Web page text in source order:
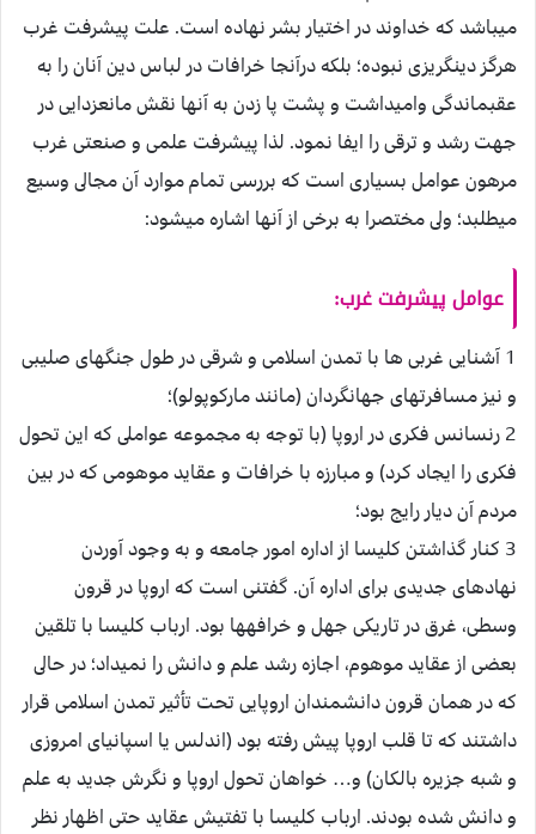
ميباشد كه خداوند در اختيار بشر نهاده است. علت پيشرفت غرب
هرگز دين‏گريزى نبوده؛ بلكه درآنجا خرافات در لباس دين آنان را به
عقب‏ماندگى وا‏ميداشت و پشت پا زدن به آنها نقش مانع‏زدايى در
جهت رشد و ترقى را ايفا نمود. لذا پيشرفت علمى و صنعتى غرب
مرهون عوامل بسيارى است كه بررسى تمام موارد آن مجالى وسيع
ميطلبد؛ ولى مختصرا به برخى از آنها اشاره ميشود:
عوامل پيشرفت غرب:
1 آشنايى غربى ها با تمدن اسلامى و شرقى در طول جنگ‏هاى صليبى
و نيز مسافرت‏هاى جهانگردان (مانند ماركوپولو)؛
2 رنسانس فكرى در اروپا (با توجه به مجموعه عواملى كه اين تحول
فكرى را ايجاد كرد) و مبارزه با خرافات و عقايد موهومى كه در بين
مردم آن ديار رايج بود؛
3 كنار گذاشتن كليسا از اداره امور جامعه و به وجود آوردن
نهادهاى جديدى براى اداره آن. گفتنى است كه اروپا در قرون
وسطى، غرق در تاريكى جهل و خرافه‏ها بود. ارباب كليسا با تلقين
بعضى از عقايد موهوم، اجازه رشد علم و دانش را نميداد؛ در حالى
كه در همان قرون دانشمندان اروپايى تحت تأثير تمدن اسلامى قرار
داشتند كه تا قلب اروپا پيش رفته بود (اندلس يا اسپانياى امروزى
و شبه جزيره بالكان) و… خواهان تحول اروپا و نگرش جديد به علم
و دانش شده بودند. ارباب كليسا با تفتيش عقايد حتى اظهار نظر